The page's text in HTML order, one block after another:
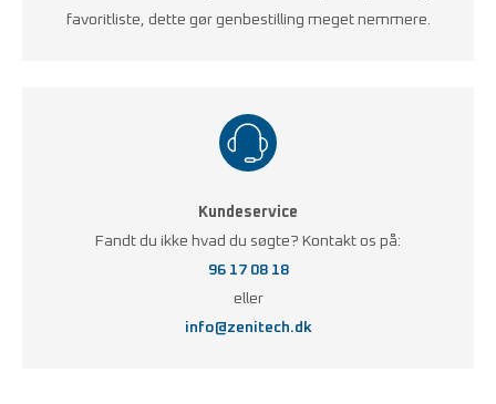
favoritliste, dette gør genbestilling meget nemmere.
Kundeservice
Fandt du ikke hvad du søgte? Kontakt os på:
96 17 08 18
eller
info@zenitech.dk